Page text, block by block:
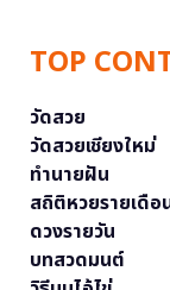
TOP
วัดสวย
วัดสวยเชียงใหม่
ทำนายฝัน
สถิติหวยรายเดือ
ดวงรายวัน
บทสวดมนต์